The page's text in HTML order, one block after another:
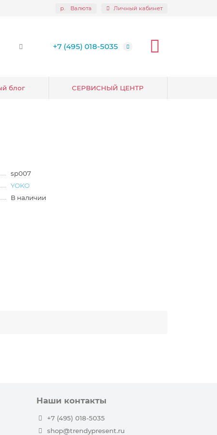
р. Валюта Личный кабинет
+7 (495) 018-5035
блог СЕРВИСНЫЙ ЦЕНТР
sp007
YOKO
В наличии
Наши контакты
+7 (495) 018-5035
shop@trendypresent.ru